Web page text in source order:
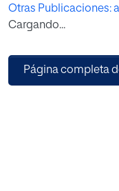
problemas; que
menor apoyo familiar
caracteriza la
que el alumnado
Otras Publicaciones:
Cargando...
Página completa